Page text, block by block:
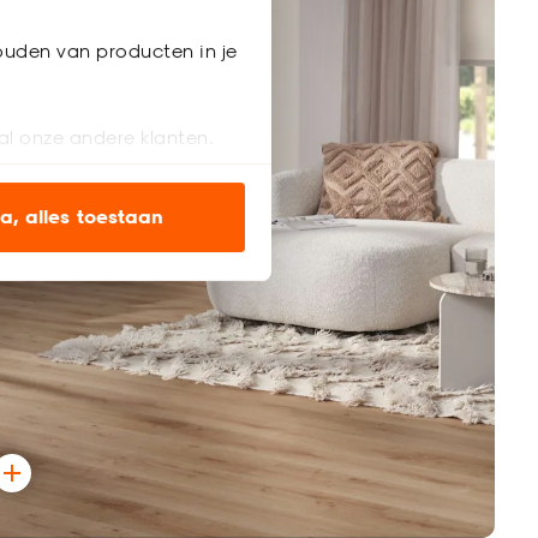
van producten in je
onze andere klanten.
om alleen de
wel of niet te
cookieverklaring
alles toestaan